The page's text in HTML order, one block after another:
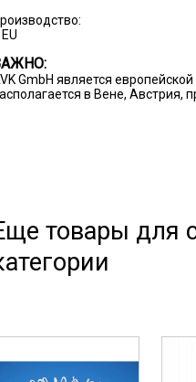
GmbH является
в Вене, Австрия,
товары для